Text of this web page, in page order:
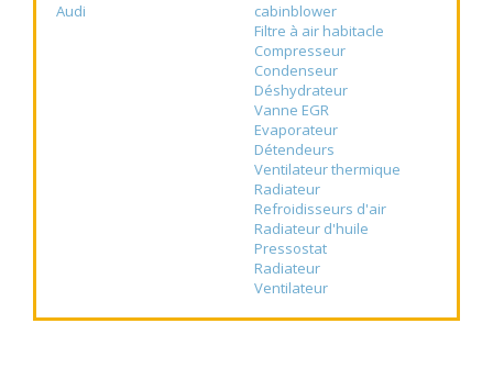
Audi
cabinblower
Filtre à air habitacle
Compresseur
Condenseur
Déshydrateur
Vanne EGR
Evaporateur
Détendeurs
Ventilateur thermique
Radiateur
Refroidisseurs d'air
Radiateur d'huile
Pressostat
Radiateur
Ventilateur